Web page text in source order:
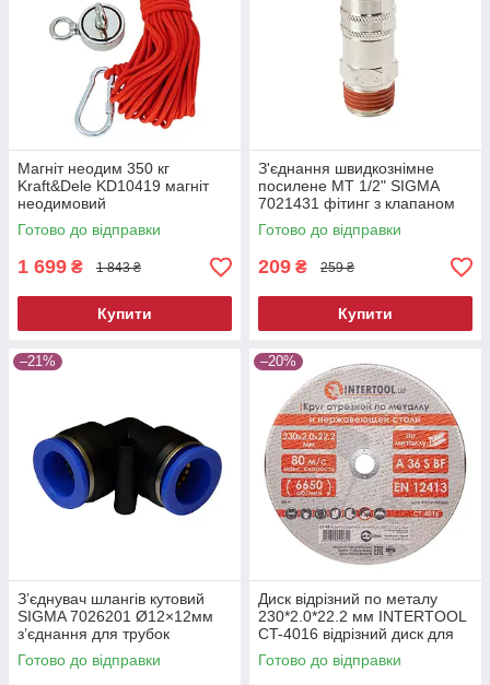
Магніт неодим 350 кг
Kraft&Dele KD10419 магніт
неодимовий
Готово до відправки
1 699 ₴ 1 843 ₴
Купити
З'єднання швидкознімне
посилене MT 1/2" SIGMA
7021431 фітинг з клапаном
з'єднання із зовнішнім
різьбленням
Готово до відправки
209 ₴ 259 ₴
Купити
–21%
З’єднувач шлангів кутовий
SIGMA 7026201 Ø12×12мм
з’єднання для трубок
цанговий адаптер
Готово до відправки
–20%
Диск відрізний по металу
230*2.0*22.2 мм INTERTOOL
CT-4016 відрізний диск для
розрізання металу
Готово до відправки